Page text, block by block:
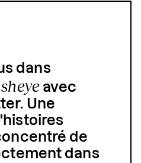
dans
avec
Une
de
dans